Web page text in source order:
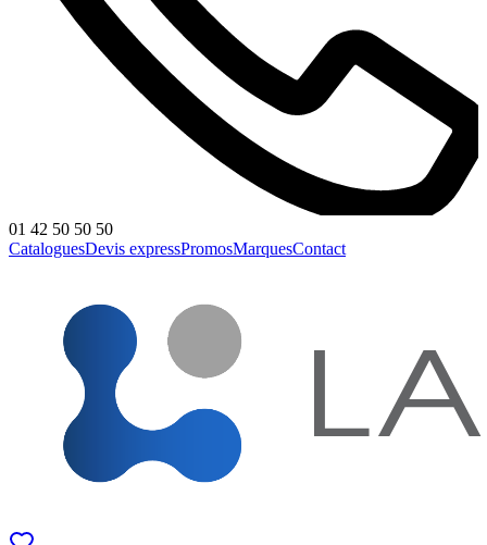
01 42 50 50 50
CataloguesDevis expressPromosMarquesContact